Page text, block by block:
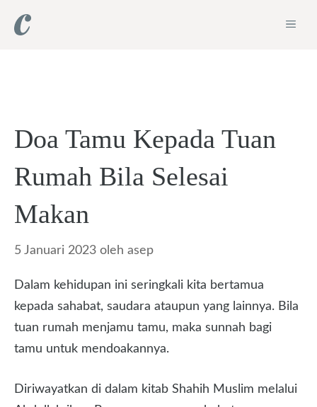
Doa Tamu Kepada Tuan
Rumah Bila Selesai
Makan
5 Januari 2023 oleh asep
Dalam kehidupan ini seringkali kita bertamua
kepada sahabat, saudara ataupun yang lainnya. Bila
tuan rumah menjamu tamu, maka sunnah bagi
tamu untuk mendoakannya.
Diriwayatkan di dalam kitab Shahih Muslim melalui